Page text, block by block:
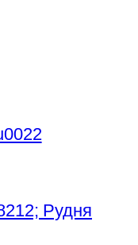
Рудня